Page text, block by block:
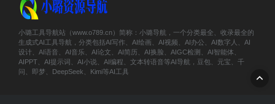
小璐工具导航站（www.o789.cn）简称：小璐导航，一个分类最全、收录最全的
生成式AI工具导航，分类包括AI写作、AI绘画、AI视频、AI办公、AI数字人、AI
设计、AI语音、AI音乐、AI论文、AI简历、AI换脸、AIGC检测、AI智能体、
AIPPT、AI提示词、AI小说、AI编程、文本转语音等AI导航，豆包、元宝、千
问、即梦、DeepSeek、Kimi等AI工具